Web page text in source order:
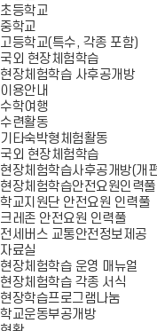
초등학교
중학교
고등학교(특수, 각종 포함)
국외 현장체험학습
현장체험학습 사후공개방
이용안내
수학여행
수련활동
기타숙박형체험활동
국외 현장체험학습
현장체험학습사후공개방(개
현장체험학습안전요원인력풀
학교지원단 안전요원 인력풀
크레존 안전요원 인력풀
전세버스 교통안전정보제공
자료실
현장체험학습 운영 매뉴얼
현장체험학습 각종 서식
현장학습프로그램나눔
학교운동부공개방